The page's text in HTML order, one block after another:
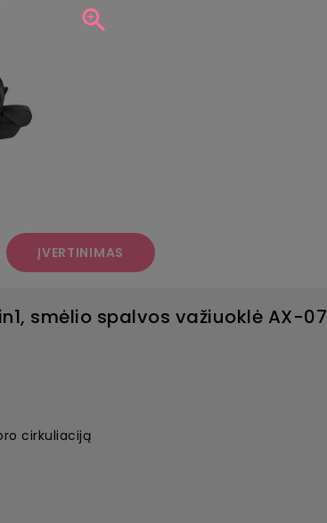

ĮVERTINIMAS
smėlio spalvos važiuoklė AX-07
cirkuliaciją